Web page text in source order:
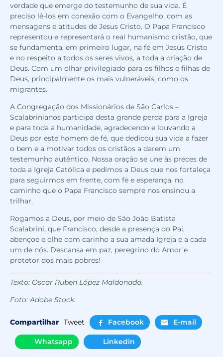
verdade que emerge do testemunho de sua vida. É
preciso lê-los em conexão com o Evangelho, com as
mensagens e atitudes de Jesus Cristo. O Papa Francisco
representou e representará o real humanismo cristão, que
se fundamenta, em primeiro lugar, na fé em Jesus Cristo
e no respeito a todos os seres vivos, a toda a criação de
Deus. Com um olhar privilegiado para os filhos e filhas de
Deus, principalmente os mais vulneráveis, como os
migrantes.
A Congregação dos Missionários de São Carlos –
Scalabrinianos participa desta grande perda para a Igreja
e para toda a humanidade, agradecendo e louvando a
Deus por este homem de fé, que dedicou sua vida a fazer
o bem e a motivar todos os cristãos a darem um
testemunho autêntico. Nossa oração se une às preces de
toda a Igreja Católica e pedimos a Deus que nos fortaleça
para seguirmos em frente, com fé e esperança, no
caminho que o Papa Francisco sempre nos ensinou a
trilhar.
Rogamos a Deus, por meio de São João Batista
Scalabrini, que Francisco, desde a presença do Pai,
abençoe e olhe com carinho a sua amada Igreja e a cada
um de nós. Descansa em paz, peregrino do Amor e
protetor dos mais pobres!
Texto: Oscar Ruben López Maldonado.
Foto: Adobe Stock.
Compartilhar Tweet Facebook E-mail
Whatsapp Linkedin